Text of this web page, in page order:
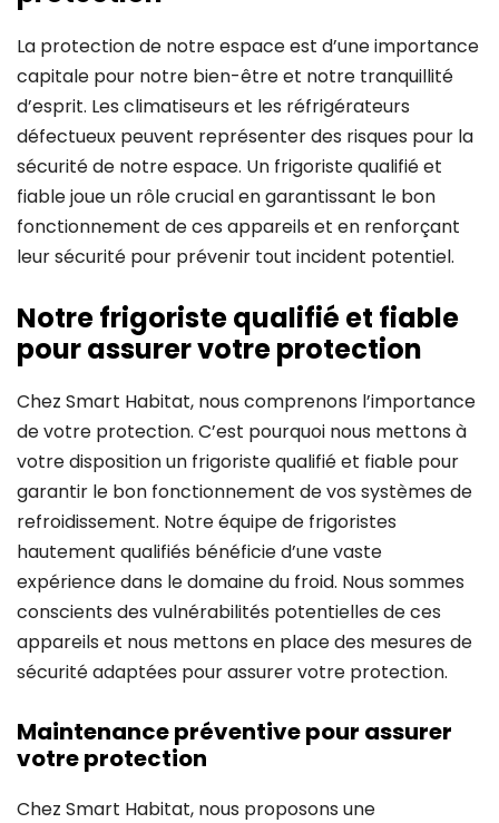
La protection de notre espace est d’une importance
capitale pour notre bien-être et notre tranquillité
d’esprit. Les climatiseurs et les réfrigérateurs
défectueux peuvent représenter des risques pour la
sécurité de notre espace. Un frigoriste qualifié et
fiable joue un rôle crucial en garantissant le bon
fonctionnement de ces appareils et en renforçant
leur sécurité pour prévenir tout incident potentiel.
Notre frigoriste qualifié et fiable
pour assurer votre protection
Chez Smart Habitat, nous comprenons l’importance
de votre protection. C’est pourquoi nous mettons à
votre disposition un frigoriste qualifié et fiable pour
garantir le bon fonctionnement de vos systèmes de
refroidissement. Notre équipe de frigoristes
hautement qualifiés bénéficie d’une vaste
expérience dans le domaine du froid. Nous sommes
conscients des vulnérabilités potentielles de ces
appareils et nous mettons en place des mesures de
sécurité adaptées pour assurer votre protection.
Maintenance préventive pour assurer
votre protection
Chez Smart Habitat, nous proposons une